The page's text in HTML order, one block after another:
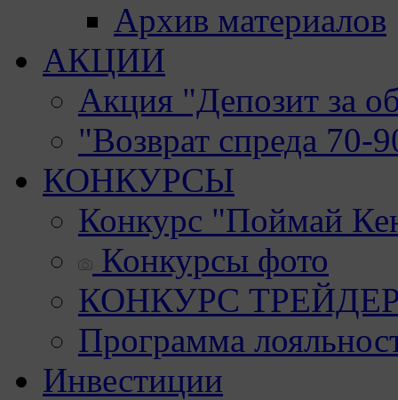
Архив материалов
АКЦИИ
Акция "Депозит за
"Возврат спреда 70-
КОНКУРСЫ
Конкурс "Поймай
Конкурсы фото
КОНКУРС
Программа
Инвестиции